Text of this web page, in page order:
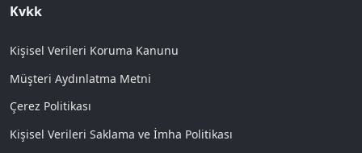
Kvkk
Kişisel Verileri Koruma Kanunu
Müşteri Aydınlatma Metni
Çerez Politikası
Kişisel Verileri Saklama ve İmha Politikası